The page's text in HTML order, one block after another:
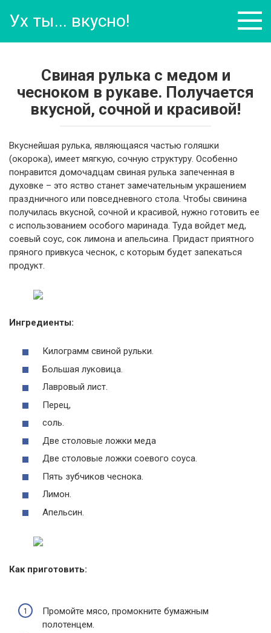
Ух ты... вкусно!
Свиная рулька с медом и
чесноком в рукаве. Получается
вкусной, сочной и красивой!
Вкуснейшая рулька, являющаяся частью голяшки
(окорока), имеет мягкую, сочную структуру. Особенно
понравится домочадцам свиная рулька запеченная в
духовке – это яство станет замечательным украшением
праздничного или повседневного стола. Чтобы свинина
получилась вкусной, сочной и красивой, нужно готовить ее
с использованием особого маринада. Туда войдет мед,
соевый соус, сок лимона и апельсина. Придаст приятного
пряного привкуса чеснок, с которым будет запекаться
продукт.
Ингредиенты:
Килограмм свиной рульки.
Большая луковица.
Лавровый лист.
Перец,
соль.
Две столовые ложки меда
Две столовые ложки соевого соуса.
Пять зубчиков чеснока.
Лимон.
Апельсин.
Как приготовить:
Промойте мясо, промокните бумажным
полотенцем.